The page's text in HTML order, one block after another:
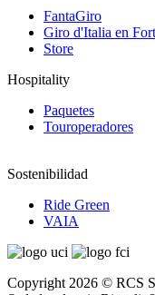
FantaGiro
Giro d'Italia en
Store
Hospitality
Paquetes
Touroperadores
Sostenibilidad
Ride Green
VAIA
Copyright 2026 © RCS